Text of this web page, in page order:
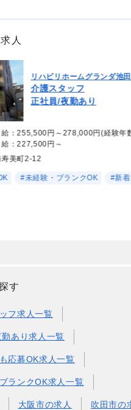
人
リハビリホームグランダ池
介護スタッフ
正社員/夜勤あり
：255,500円～278,000円(経験年
：227,500円～
美町2-12
#未経験・ブランクOK #新
す
フ求人一覧
あり求人一覧
応募OK求人一覧
ランクOK求人一覧
大阪市の求人 吹田市の